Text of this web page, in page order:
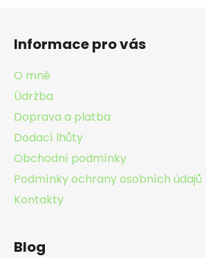
i
s
Informace pro vás
O mně
Údržba
Doprava a platba
Dodací lhůty
Obchodní podmínky
Podmínky ochrany osobních údajů
Kontakty
Blog